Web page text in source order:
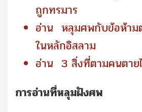
ถูกทรมาร
อ่าน หลุมศพกับข้อห้าม
ในหลักอิสลาม
อ่าน 3 สิ่งที่ตามคนตาย
การอ่านที่หลุมฝังศพ